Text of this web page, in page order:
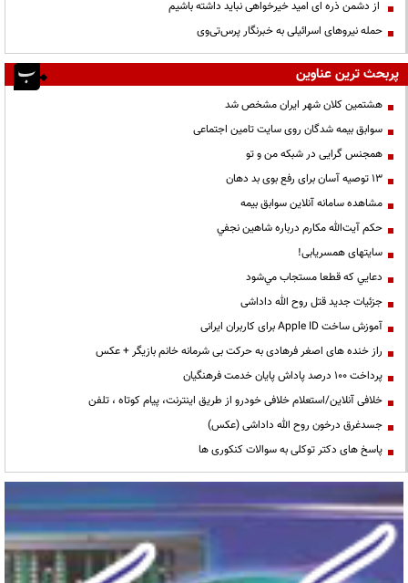
از دشمن ذره ای امید خیرخواهی نباید داشته باشیم
حمله نیروهای اسرائیلی به خبرنگار پرس‌تی‌وی
پربحث ترین عناوین
هشتمین کلان شهر ایران مشخص شد
سوابق بیمه شدگان روی سایت تامین اجتماعی
همجنس گرایی در شبکه من و تو
13 توصیه آسان برای رفع بوی بد دهان
مشاهده سامانه آنلاين سوابق بیمه
حكم آيت‌الله مكارم درباره شاهين نجفي
سایتهای همسریابی!
دعايي كه قطعا مستجاب مي‌شود
جزئیات جدید قتل روح الله داداشی
آموزش ساخت Apple ID برای کاربران ایرانی
راز خنده های اصغر فرهادی به حرکت بی شرمانه خانم بازیگر + عکس
پرداخت ۱۰۰ درصد پاداش پایان خدمت فرهنگیان
خلافی آنلاین/استعلام خلافی خودرو از طریق اینترنت، پیام کوتاه ، تلفن
جسدغرق درخون روح الله داداشی (عکس)
پاسخ های دکتر توکلی به سوالات کنکوری ها